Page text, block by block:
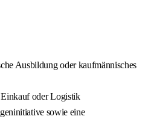
Ausbildung oder kaufmännisches
oder Logistik
sowie eine